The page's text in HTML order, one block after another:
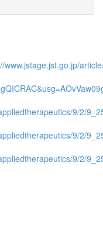
www.jstage.jst.go.jp/
9/2/
9/2/
9/2/